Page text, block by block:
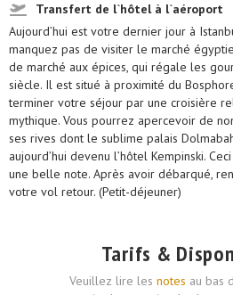
Transfert de l`hôtel à l`aéroport
Aujourd’hui est votre dernier jour à
manquez pas de visiter le marché
de marché aux épices, qui régale les
siècle. Il est situé à proximité du
terminer votre séjour par une croisière
mythique. Vous pourrez apercevoir de
ses rives dont le sublime palais
aujourd’hui devenu l’hôtel Kempinski.
une belle note. Après avoir débarqué,
votre vol retour. (Petit-déjeuner)
Tarifs &
Veuillez lire les notes au bas